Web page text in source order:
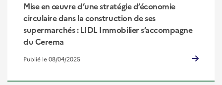
Mise en œuvre d’une stratégie d’économie
circulaire dans la construction de ses
supermarchés : LIDL Immobilier s’accompagne
du Cerema
Publié le 08/04/2025